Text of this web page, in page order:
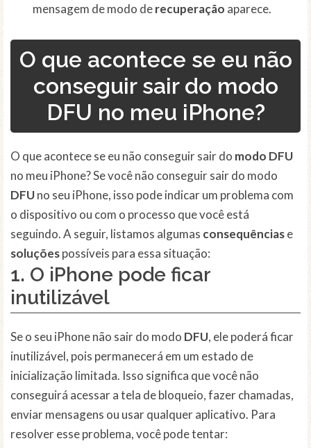
mensagem de modo derecuperação aparece.
O que acontece se eu não
conseguir sair do modo
DFU no meu iPhone?
O que acontece se eu não conseguir sair do modo DFU
no meu iPhone? Se você não conseguir sair do modo
DFUno seu iPhone, isso pode indicar um problema com
o dispositivo ou com o processo que você está
seguindo. A seguir, listamos algumas consequênciase
soluçõespossíveis para essa situação:
1. O iPhone pode ficar
inutilizável
Se o seu iPhone não sair do modo DFU, ele poderá ficar
inutilizável, pois permanecerá em um estado de
inicialização limitada. Isso significa que você não
conseguirá acessar a tela de bloqueio, fazer chamadas,
enviar mensagens ou usar qualquer aplicativo. Para
resolver esse problema, você pode tentar: